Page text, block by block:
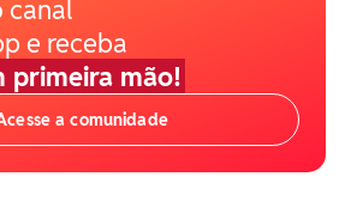
canal
e receba
primeira mão!
a comunidade